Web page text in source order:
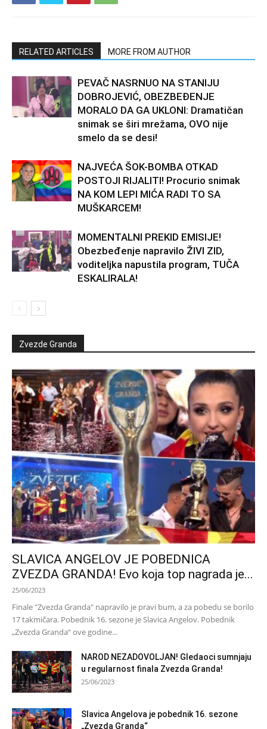
RELATED ARTICLES MORE FROM AUTHOR
PEVAČ NASRNUO NA STANIJU
DOBROJEVIĆ, OBEZBEĐENJE
MORALO DA GA UKLONI: Dramatičan
snimak se širi mrežama, OVO nije
smelo da se desi!
NAJVEĆA ŠOK-BOMBA OTKAD
POSTOJI RIJALITI! Procurio snimak
NA KOM LEPI MIĆA RADI TO SA
MUŠKARCEM!
MOMENTALNI PREKID EMISIJE!
Obezbeđenje napravilo ŽIVI ZID,
voditeljka napustila program, TUČA
ESKALIRALA!
Zvezde Granda
SLAVICA ANGELOV JE POBEDNICA
ZVEZDA GRANDA! Evo koja top nagrada je...
25/06/2023
Finale "Zvezda Granda" napravilo je pravi bum, a za pobedu se borilo
17 takmičara. Pobednik 16. sezone je Slavica Angelov. Pobednik
„Zvezda Granda“ ove godine...
NAROD NEZADOVOLJAN! Gledaoci sumnjaju
u regularnost finala Zvezda Granda!
25/06/2023
Slavica Angelova je pobednik 16. sezone
„Zvezda Granda“